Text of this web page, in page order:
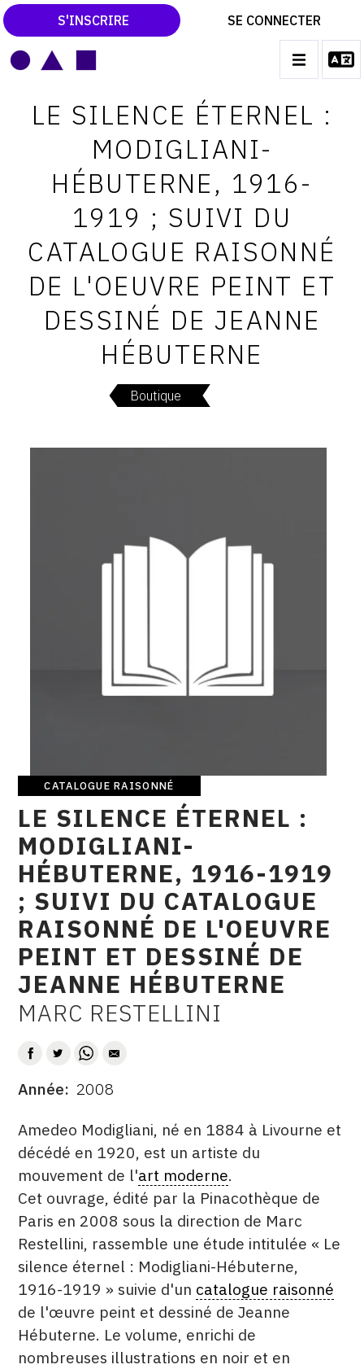
S'INSCRIRE SE CONNECTER
navigation
CATALOGUES RAISONNÉS
LES EXPOSITIONS
LES VERNISSAGES
ARCHIVES DES EXPOSITIONS
ACTUALITÉS DU MONDE DE L'ART
LIBRAIRIE : LIVRES & CATALOGUES
LEXIQUE ARTISTIQUE
PUBLIER SES EXPOSITIONS
L'ÉQUIPE OAM
CGU
CGV
SUIVEZ-NOUS
INSTAGRAM
FACEBOOK
TWITTER
PINTEREST
LE SILENCE ÉTERNEL :
MODIGLIANI-
HÉBUTERNE, 1916-
1919 ; SUIVI DU
CATALOGUE RAISONNÉ
DE L'OEUVRE PEINT ET
DESSINÉ DE JEANNE
HÉBUTERNE
Boutique
Catalogue
raisonné
CATALOGUE RAISONNÉ
LE SILENCE ÉTERNEL :
MODIGLIANI-
HÉBUTERNE, 1916-1919
; SUIVI DU CATALOGUE
RAISONNÉ DE L'OEUVRE
PEINT ET DESSINÉ DE
JEANNE HÉBUTERNE
AUTEUR
MARC RESTELLINI
DATE
Année 2008
DESCRITPTION
Amedeo Modigliani, né en 1884 à Livourne et
décédé en 1920, est un artiste du
mouvement de l'art moderne.
Cet ouvrage, édité par la Pinacothèque de
Paris en 2008 sous la direction de Marc
Restellini, rassemble une étude intitulée « Le
silence éternel : Modigliani-Hébuterne,
1916-1919 » suivie d'un catalogue raisonné
de l'œuvre peint et dessiné de Jeanne
Hébuterne. Le volume, enrichi de
nombreuses illustrations en noir et en